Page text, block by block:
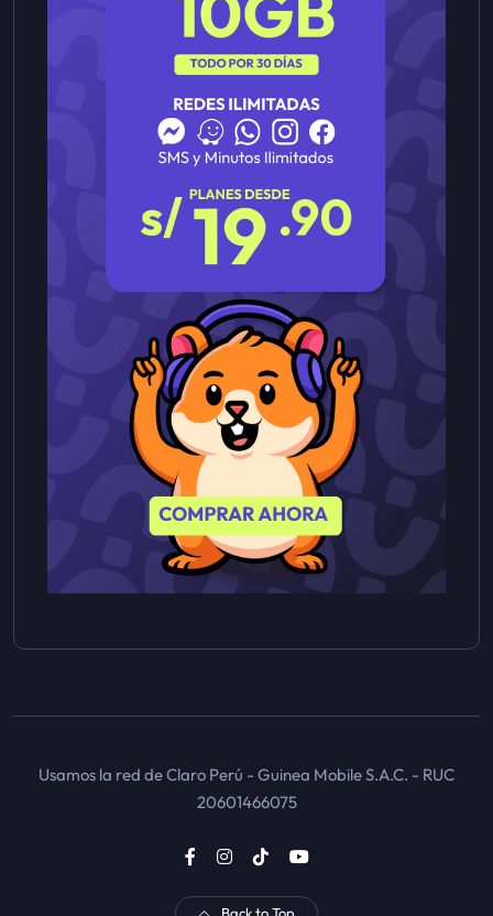
Usamos la red de Claro Perú - Guinea Mobile S.A.C. - RUC
20601466075